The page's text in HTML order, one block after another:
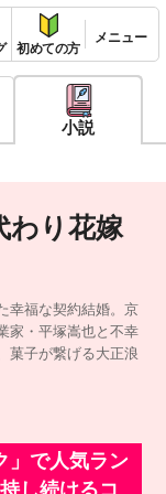
初めての方
小説
わり花嫁
幸福な契約結婚。京
家・平塚嵩也と不幸
菓子が繋げる大正浪
」で人気ラン